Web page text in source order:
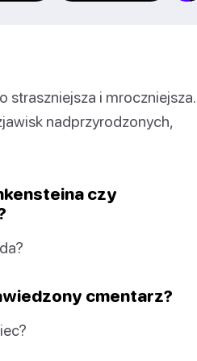
straszniejsza i mroczniejsza.
nadprzyrodzonych,
czy
cmentarz?